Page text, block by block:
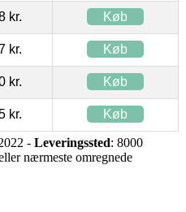
kr. Køb
kr. Køb
kr. Køb
kr. Køb
- Leveringssted: 8000
nærmeste omregnede